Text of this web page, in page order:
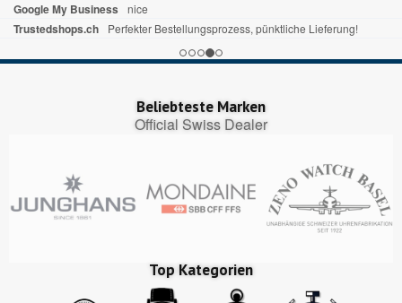
Google My Business nice
Trustedshops.ch Perfekter Bestellungsprozess, pünktliche Lieferung!
Beliebteste Marken
Official Swiss Dealer
Top Kategorien